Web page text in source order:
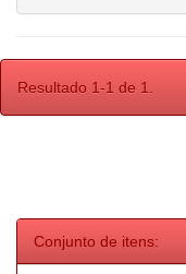
Resultado 1-1 de 1.
Conjunto de itens: